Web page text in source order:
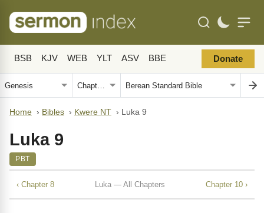
BSB KJV WEB YLT ASV BBE Donate
Home › Bibles › Kwere NT › Luka 9
Luka 9
PBT
‹ Chapter 8 Luka — All Chapters Chapter 10 ›